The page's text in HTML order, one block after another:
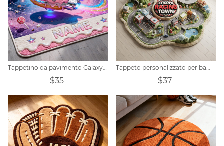
Tappetino da pavimento Galaxy 3D con nome personalizzato
$35
Tappeto personalizzato per bambini Racing Town
$37